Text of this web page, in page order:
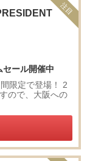
ール開催中
限定で登場！ 2
ので、大阪への
注目